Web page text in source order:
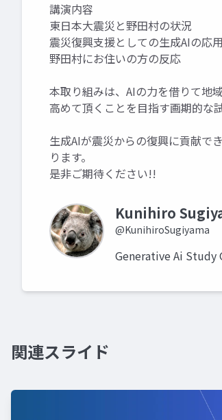
講演内容
東日本大震災と野田村の状況
震災復興支援としての生成AIの応用
野田村にお住いの方の反応
本取り組みは、AIの力を借りて地
高めて頂くことを目指す画期的な試
生成AIが震災からの復興に貢献で
ります。
是非ご期待ください!!
Kunihiro
@KunihiroSugiyama
Generative Ai Study
関連スライド